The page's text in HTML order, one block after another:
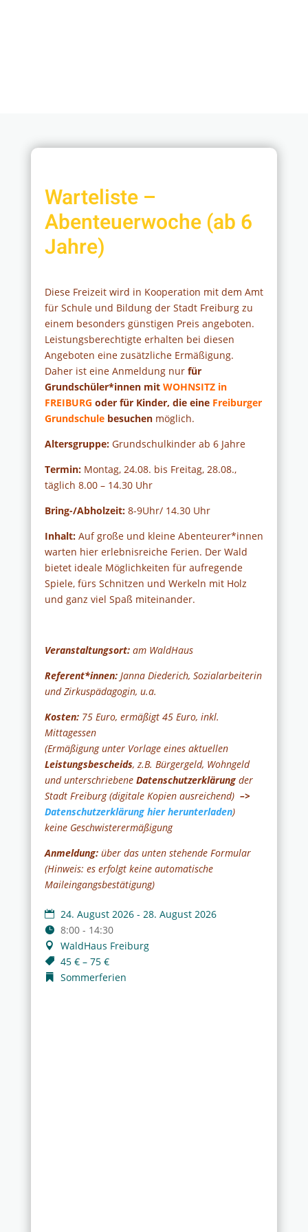
Warteliste –
Abenteuerwoche (ab 6
Jahre)
Diese Freizeit wird in Kooperation mit dem Amt
für Schule und Bildung der Stadt Freiburg zu
einem besonders günstigen Preis angeboten.
Leistungsberechtigte erhalten bei diesen
Angeboten eine zusätzliche Ermäßigung.
Daher ist eine Anmeldung nur für
Grundschüler*innen mit WOHNSITZ in
FREIBURG oder für Kinder, die eine Freiburger
Grundschulebesuchen möglich.
Altersgruppe: Grundschulkinder ab 6 Jahre
Termin: Montag, 24.08. bis Freitag, 28.08.,
täglich 8.00 – 14.30 Uhr
Bring-/Abholzeit:8-9Uhr/ 14.30 Uhr
Inhalt:Auf große und kleine Abenteurer*innen
warten hier erlebnisreiche Ferien. Der Wald
bietet ideale Möglichkeiten für aufregende
Spiele, fürs Schnitzen und Werkeln mit Holz
und ganz viel Spaß miteinander.
Veranstaltungsort:am WaldHaus
Referent*innen:Janna Diederich, Sozialarbeiterin
und Zirkuspädagogin, u.a.
Kosten:75 Euro, ermäßigt 45 Euro, inkl.
Mittagessen
(Ermäßigung unter Vorlage eines aktuellen
Leistungsbescheids, z.B. Bürgergeld, Wohngeld
und unterschriebene Datenschutzerklärungder
Stadt Freiburg (digitale Kopien ausreichend) –>
Datenschutzerklärung hier herunterladen)
keine Geschwisterermäßigung
Anmeldung: über das unten stehende Formular
(Hinweis: es erfolgt keine automatische
Maileingangsbestätigung)
24. August 2026 - 28. August 2026
8:00 - 14:30
WaldHaus Freiburg
45 € – 75 €
Sommerferien